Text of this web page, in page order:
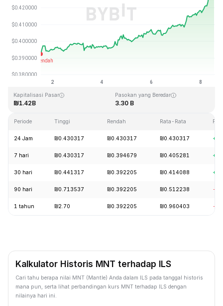
Terakhir Diperbarui: 2026-08-08, 12:58 GMT+0
Rekor Tertinggi (ATH)
Kapitalisasi Pasar
₪1.42B
Pasokan yang Beredar
3.30 B
Periode Tinggi Rendah Rata-Rata
24 Jam ₪0.430317 ₪0.430317 ₪0.430317
7 hari ₪0.430317 ₪0.394679 ₪0.405281
30 hari ₪0.441317 ₪0.392205 ₪0.414088
90 hari ₪0.713537 ₪0.392205 ₪0.512238 -
1 tahun ₪2.70 ₪0.392205 ₪0.960403 -
Kalkulator Historis MNT terhadap ILS
Cari tahu berapa nilai MNT (Mantle) Anda dalam ILS pada tanggal historis
mana pun, serta lihat perbandingan kurs MNT terhadap ILS dengan
nilainya hari ini.